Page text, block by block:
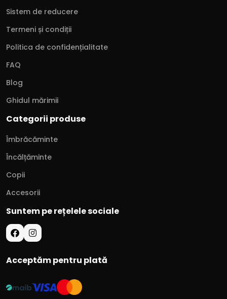
Sistem de reducere
Termeni și condiții
Politica de confidențialitate
FAQ
Blog
Ghidul mărimii
Categorii produse
Îmbrăcăminte
Încălțăminte
Copii
Accesorii
Suntem pe rețelele sociale
Acceptăm pentru plată